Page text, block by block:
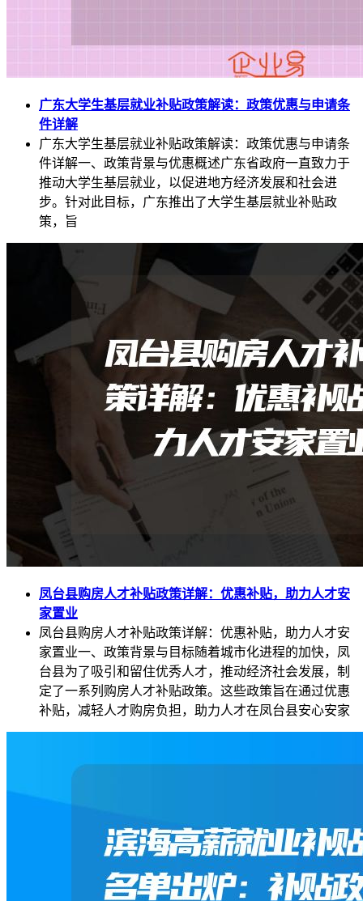
广东大学生基层就业补贴政策解读：政策优惠与申请条
件详解
广东大学生基层就业补贴政策解读：政策优惠与申请条
件详解一、政策背景与优惠概述广东省政府一直致力于
推动大学生基层就业，以促进地方经济发展和社会进
步。针对此目标，广东推出了大学生基层就业补贴政
策，旨
凤台县购房人才补贴政策详解：优惠补贴，助力人才安
家置业
凤台县购房人才补贴政策详解：优惠补贴，助力人才安
家置业一、政策背景与目标随着城市化进程的加快，凤
台县为了吸引和留住优秀人才，推动经济社会发展，制
定了一系列购房人才补贴政策。这些政策旨在通过优惠
补贴，减轻人才购房负担，助力人才在凤台县安心安家